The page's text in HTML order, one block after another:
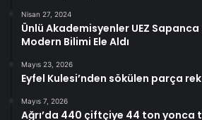
Nisan 27, 2024
Ünlü Akademisyenler UEZ
Modern Bilimi Ele Aldı
Mayıs 23, 2026
Eyfel Kulesi’nden sökülen parça
Mayıs 7, 2026
Ağrı’da 440 çiftçiye 44 ton yonca